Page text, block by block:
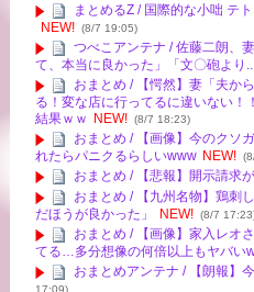
まとめるZ / 国際的な小咄 テ
NEW! (8/7 19:05)
つべこアンテナ / 佐藤二朗、
て、本当に良かった」「文〇砲より
おまとめ / 【愕然】妻「夫か
る！変な店に行ってるに違いない
結果ｗｗ
NEW! (8/7 18:23)
おまとめ / 【画像】今のクソ
れたらパニクるらしいwww NEW!
おまとめ / 【悲報】開示請求
おまとめ / 【九州名物】鶏刺
だほうが良かった」
NEW! (8/7
おまとめ / 【画像】家入レオ
てる…多分想像の何倍以上もヤバい
おまとめアンテナ / 【朗報】